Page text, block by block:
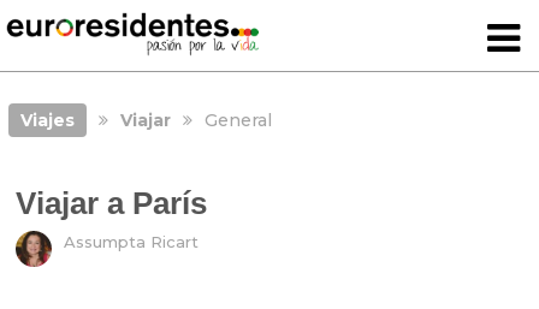
Viajes Viajar General
Viajar a París
Assumpta Ricart